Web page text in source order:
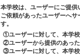
本学校は、ユーザーにご提
ご依頼があったユーザーへ
す。
①ユーザーに対して、本学
②ユーザーから提供のあっ
③ユーザーに対して、本学